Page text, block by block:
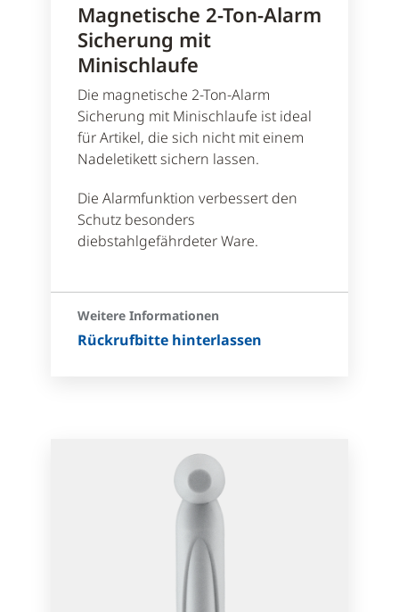
Magnetische 2-Ton-Alarm
Sicherung mit
Minischlaufe
Die magnetische 2-Ton-Alarm
Sicherung mit Minischlaufe ist ideal
für Artikel, die sich nicht mit einem
Nadeletikett sichern lassen.
Die Alarmfunktion verbessert den
Schutz besonders
diebstahlgefährdeter Ware.
Weitere Informationen
Rückrufbitte hinterlassen